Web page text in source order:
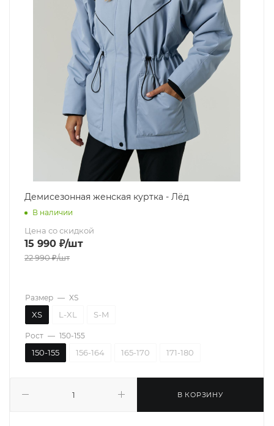
Демисезонная женская куртка - Лёд
В наличии
Цена со скидкой
15 990 ₽/шт
22 990₽/шт
В КОРЗИНУ
Размер — XS
XS L-XL S-M
Рост — 150-155
150-155 156-164 165-170 171-180